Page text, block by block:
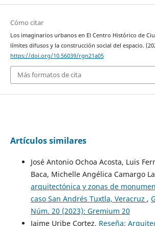
Cómo citar
Los imaginarios urbanos en El Centro Histórico de
límites difusos y la construcción social del espacio.
https://doi.org/10.56039/rgn21a05
Más formatos de cita
Artículos similares
José Antonio Ochoa Acosta, Luis
Baca, Michelle Angélica Camargo
arquitectónica y zonas de
caso San Andrés Tuxtla, Veracruz ,
Núm. 20 (2023): Gremium 20
Jaime Uribe Cortez, Reseña: